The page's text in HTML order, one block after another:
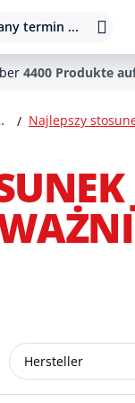
termin ...
4400 Produkte
do ceny
Hersteller